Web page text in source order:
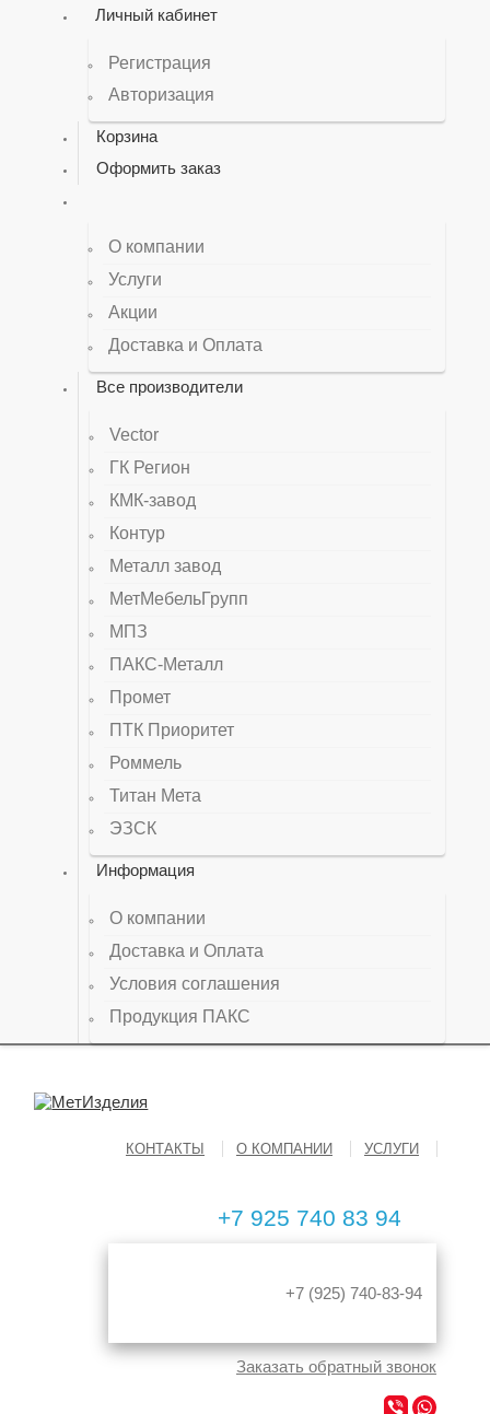
Личный кабинет
Регистрация
Авторизация
Корзина
Оформить заказ
О компании
Услуги
Акции
Доставка и Оплата
Все производители
Vector
ГК Регион
КМК-завод
Контур
Металл завод
МетМебельГрупп
МПЗ
ПАКС-Металл
Промет
ПТК Приоритет
Роммель
Титан Мета
ЭЗСК
Информация
О компании
Доставка и Оплата
Условия соглашения
Продукция ПАКС
КОНТАКТЫ О КОМПАНИИ УСЛУГИ
+7 925 740 83 94
+7 (925) 740-83-94
Заказать обратный звонок